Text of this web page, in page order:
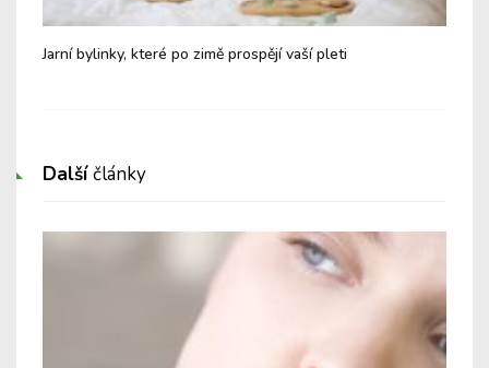
Jarní bylinky, které po zimě prospějí vaší pleti
Dalšíčlánky